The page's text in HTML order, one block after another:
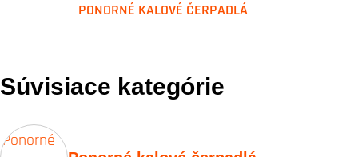
PONORNÉ KALOVÉ ČERPADLÁ
Súvisiace kategórie